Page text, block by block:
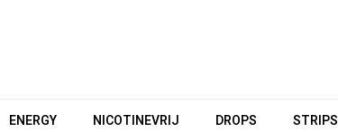
ENERGY NICOTINEVRIJ DROPS STRIPS